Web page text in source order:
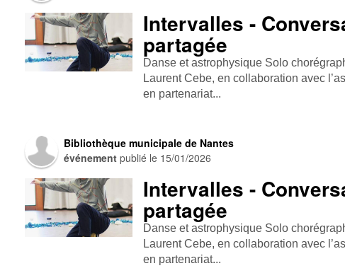
Intervalles -
partagée
Danse et astrophysique Solo
Laurent Cebe, en collaboration avec
en partenariat...
Bibliothèque municipale de Nantes
événement publié le 15/01/2026
Intervalles -
partagée
Danse et astrophysique Solo
Laurent Cebe, en collaboration avec
en partenariat...